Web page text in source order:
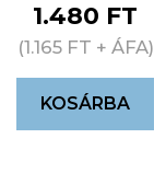
1.480 FT
(1.165 FT + ÁFA)
KOSÁRBA